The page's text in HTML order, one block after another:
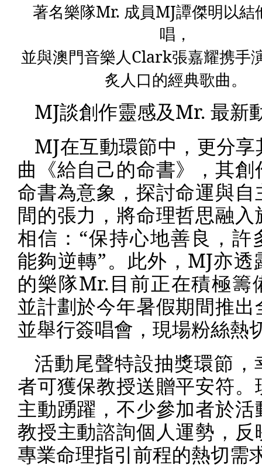
著名樂隊Mr. 成員MJ譚傑明以結
唱，
並與澳門音樂人Clark張嘉耀携手
炙人口的經典歌曲。
MJ談創作靈感及Mr.最新
MJ在互動環節中，更分享
曲《給自己的命書》，其創
命書為意象，探討命運與自
間的張力，將命理哲思融入
相信：“保持心地善良，許
能夠逆轉”。此外， MJ亦透
的樂隊Mr.目前正在積極籌
並計劃於今年暑假期間推出
並舉行簽唱會，現場粉絲熱
活動尾聲特設抽獎環節，
者可獲保教授送贈平安符。
主動踴躍，不少參加者於活
教授主動諮詢個人運勢，反
專業命理指引前程的熱切需